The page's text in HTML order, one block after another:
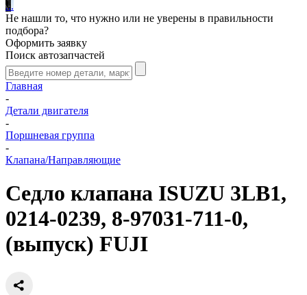
...
Не нашли то, что нужно или не уверены в правильности
подбора?
Оформить заявку
Поиск автозапчастей
Главная
-
Детали двигателя
-
Поршневая группа
-
Клапана/Направляющие
Седло клапана ISUZU 3LB1,
0214-0239, 8-97031-711-0,
(выпуск) FUJI